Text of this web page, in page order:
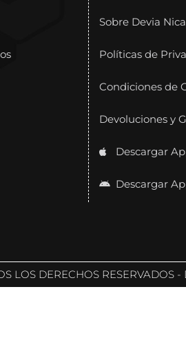
Sobre Devia
Políticas de
Condiciones de
Devoluciones y
Descargar
Descargar
LOS DERECHOS RESERVADOS